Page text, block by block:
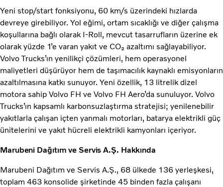
Yeni stop/start fonksiyonu, 60 km/s üzerindeki hızlarda
devreye girebiliyor. Yol eğimi, ortam sıcaklığı ve diğer çalışma
koşullarına bağlı olarak I-Roll, mevcut tasarrufların üzerine ek
olarak yüzde 1’e varan yakıt ve CO₂ azaltımı sağlayabiliyor.
Volvo Trucks’ın yenilikçi çözümleri, hem operasyonel
maliyetleri düşürüyor hem de taşımacılık kaynaklı emisyonların
azaltılmasına katkı sunuyor. Yeni özellik, 13 litrelik dizel
motora sahip Volvo FH ve Volvo FH Aero’da sunuluyor. Volvo
Trucks’ın kapsamlı karbonsuzlaştırma stratejisi; yenilenebilir
yakıtlarla çalışan içten yanmalı motorları, batarya elektrikli güç
ünitelerini ve yakıt hücreli elektrikli kamyonları içeriyor.
Marubeni Dağıtım ve Servis A.Ş. Hakkında
Marubeni Dağıtım ve Servis A.Ş., 68 ülkede 136 yerleşkesi,
toplam 463 konsolide şirketinde 45 binden fazla çalışanı